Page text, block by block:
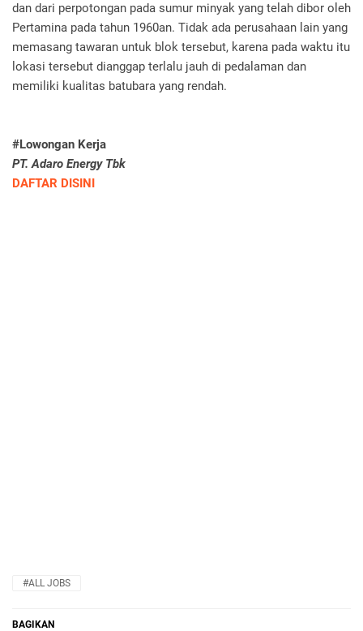
dan dari perpotongan pada sumur minyak yang telah dibor oleh
Pertamina pada tahun 1960an. Tidak ada perusahaan lain yang
memasang tawaran untuk blok tersebut, karena pada waktu itu
lokasi tersebut dianggap terlalu jauh di pedalaman dan
memiliki kualitas batubara yang rendah.
#Lowongan Kerja
PT. Adaro Energy Tbk
DAFTAR DISINI
#ALL JOBS
BAGIKAN